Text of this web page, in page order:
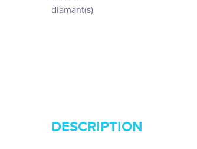
diamant(s)
DESCRIPTION